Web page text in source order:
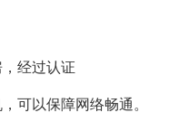
经过认证
可以保障网络畅通。